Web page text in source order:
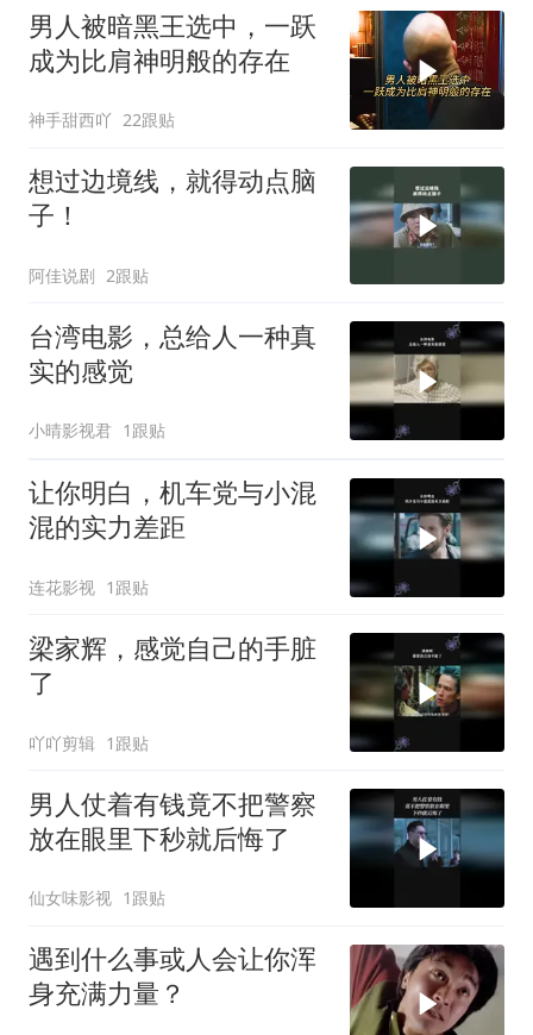
男人被暗黑王选中，一跃
成为比肩神明般的存在
神手甜西吖 22跟贴
想过边境线，就得动点脑
子！
阿佳说剧 2跟贴
台湾电影，总给人一种真
实的感觉
小晴影视君 1跟贴
让你明白，机车党与小混
混的实力差距
连花影视 1跟贴
梁家辉，感觉自己的手脏
了
吖吖剪辑 1跟贴
男人仗着有钱竟不把警察
放在眼里下秒就后悔了
仙女味影视 1跟贴
遇到什么事或人会让你浑
身充满力量？